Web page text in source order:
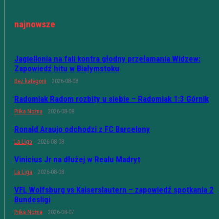
najnowsze
Jagiellonia na fali kontra głodny przełamania Widzew:
Zapowiedź hitu w Białymstoku
Bez kategorii 2026-08-08
Radomiak Radom rozbity u siebie – Radomiak 1:3 Górnik
Piłka Nożna 2026-08-08
Ronald Araujo odchodzi z FC Barcelony
La Liga 2026-08-08
Vinicius Jr na dłużej w Realu Madryt
La Liga 2026-08-08
VFL Wolfsburg vs Kaiserslautern – zapowiedź spotkania 2
Bundesligi
Piłka Nożna 2026-08-07